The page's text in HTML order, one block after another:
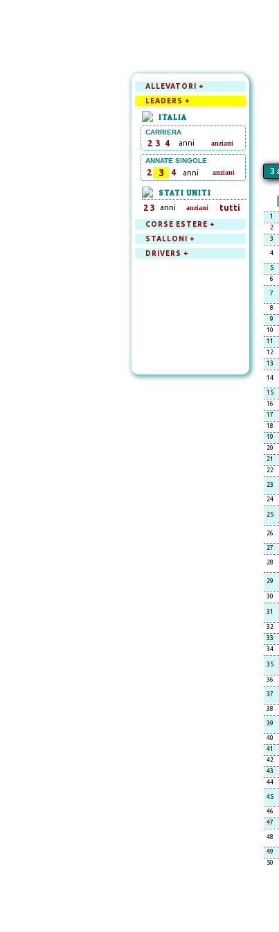
ALLEVATORI +
LEADERS +
ITALIA
CARRIERA
2 3 4 anni anziani
ANNATE SINGOLE
2 3 4 anni anziani
STATI UNITI
2 3 anni anziani tutti
CORSE ESTERE +
STALLONI +
DRIVERS +
1
2
3
4
5
6
7
8
9
10
11
12
13
14
15
16
17
18
19
20
21
22
23
24
25
26
27
28
29
30
31
32
33
34
35
36
37
38
39
40
41
42
43
44
45
46
47
48
49
50